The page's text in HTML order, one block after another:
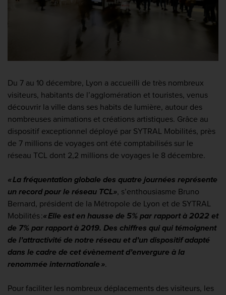
Du 7 au 10 décembre, Lyon a accueilli de très nombreux
visiteurs, habitants de l’agglomération et touristes, venus
découvrir la ville dans ses habits de lumière, autour des
nombreuses animations et créations artistiques. Grâce au
dispositif exceptionnel déployé par SYTRAL Mobilités, près
de 7 millions de voyages ont été comptabilisés sur le
réseau TCL dont 2,2 millions de voyages le 8 décembre.
«La fréquentation globale des quatre journées représente
un record pour le réseau TCL», s’enthousiasme Bruno
Bernard, président de la Métropole de Lyon et de SYTRAL
Mobilités:« Elle est en hausse de 5% par rapport à 2022 et
de 7% par rapport à 2019. Des chiffres qui qui témoignent
de l’attractivité de notre réseau et d’un dispositif adapté
dans le cadre de cet évènementd’envergure à la
renommée internationale ».
Pour faciliter les nombreux déplacements des visiteurs, les